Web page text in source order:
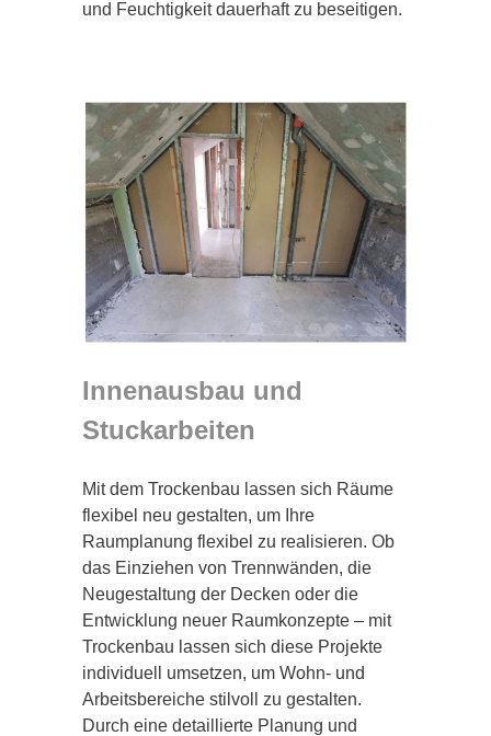
und Feuchtigkeit dauerhaft zu beseitigen.
Innenausbau und
Stuckarbeiten
Mit dem Trockenbau lassen sich Räume
flexibel neu gestalten, um Ihre
Raumplanung flexibel zu realisieren. Ob
das Einziehen von Trennwänden, die
Neugestaltung der Decken oder die
Entwicklung neuer Raumkonzepte – mit
Trockenbau lassen sich diese Projekte
individuell umsetzen, um Wohn- und
Arbeitsbereiche stilvoll zu gestalten.
Durch eine detaillierte Planung und